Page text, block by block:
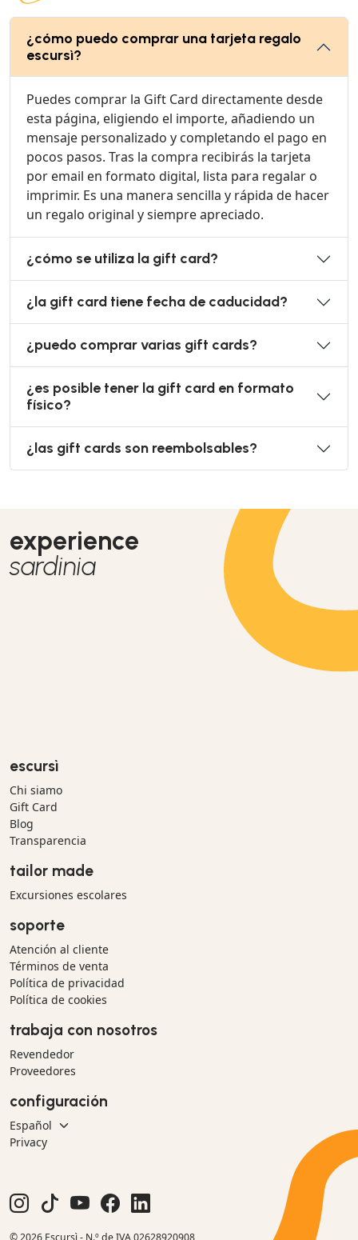
¿cómo puedo comprar una tarjeta regalo
escursì?
Puedes comprar la Gift Card directamente desde
esta página, eligiendo el importe, añadiendo un
mensaje personalizado y completando el pago en
pocos pasos. Tras la compra recibirás la tarjeta
por email en formato digital, lista para regalar o
imprimir. Es una manera sencilla y rápida de hacer
un regalo original y siempre apreciado.
¿cómo se utiliza la gift card?
¿la gift card tiene fecha de caducidad?
¿puedo comprar varias gift cards?
¿es posible tener la gift card en formato
físico?
¿las gift cards son reembolsables?
experience
sardinia
escursì
Chi siamo
Gift Card
Blog
Transparencia
tailor made
Excursiones escolares
soporte
Atención al cliente
Términos de venta
Política de privacidad
Política de cookies
trabaja con nosotros
Revendedor
Proveedores
configuración
Privacy